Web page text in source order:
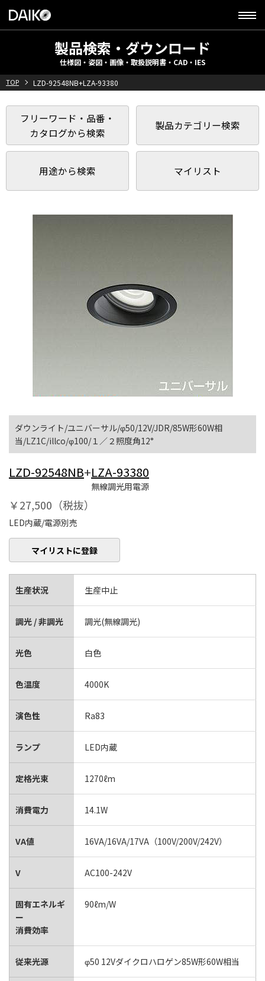
製品検索・ダウンロード
仕様図・姿図・画像・取扱説明書・CAD・IES
TOP LZD-92548NB+LZA-93380
フリーワード・品番・
カタログから検索
製品カテゴリー検索
用途から検索 マイリスト
ダウンライト/ユニバーサル/φ50/12V/JDR/85W形60W相
当/LZ1C/illco/φ100/１／２照度角12°
LZD-92548NB+LZA-93380
無線調光用電源
￥27,500（税抜）
LED内蔵/電源別売
マイリストに登録
生産状況 生産中止
調光 / 非調光 調光(無線調光)
光色 白色
色温度 4000K
演色性 Ra83
ランプ LED内蔵
定格光束 1270ℓm
消費電力 14.1W
VA値 16VA/16VA/17VA（100V/200V/242V）
V AC100-242V
固有エネルギ
ー
消費効率
90ℓm/W
従来光源 φ50 12Vダイクロハロゲン85W形60W相当